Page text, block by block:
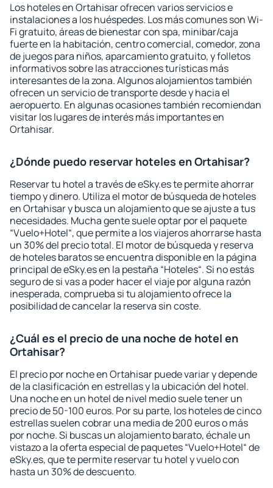
Los hoteles en Ortahisar ofrecen varios servicios e
instalaciones a los huéspedes. Los más comunes son Wi-
Fi gratuito, áreas de bienestar con spa, minibar/caja
fuerte en la habitación, centro comercial, comedor, zona
de juegos para niños, aparcamiento gratuito, y folletos
informativos sobre las atracciones turísticas más
interesantes de la zona. Algunos alojamientos también
ofrecen un servicio de transporte desde y hacia el
aeropuerto. En algunas ocasiones también recomiendan
visitar los lugares de interés más importantes en
Ortahisar.
¿Dónde puedo reservar hoteles en Ortahisar?
Reservar tu hotel a través de eSky.es te permite ahorrar
tiempo y dinero. Utiliza el motor de búsqueda de hoteles
en Ortahisar y busca un alojamiento que se ajuste a tus
necesidades. Mucha gente suele optar por el paquete
“Vuelo+Hotel“, que permite a los viajeros ahorrarse hasta
un 30% del precio total. El motor de búsqueda y reserva
de hoteles baratos se encuentra disponible en la página
principal de eSky.es en la pestaña “Hoteles“. Si no estás
seguro de si vas a poder hacer el viaje por alguna razón
inesperada, comprueba si tu alojamiento ofrece la
posibilidad de cancelar la reserva sin coste.
¿Cuál es el precio de una noche de hotel en
Ortahisar?
El precio por noche en Ortahisar puede variar y depende
de la clasificación en estrellas y la ubicación del hotel.
Una noche en un hotel de nivel medio suele tener un
precio de 50-100 euros. Por su parte, los hoteles de cinco
estrellas suelen cobrar una media de 200 euros o más
por noche. Si buscas un alojamiento barato, échale un
vistazo a la oferta especial de paquetes “Vuelo+Hotel“ de
eSky.es, que te permite reservar tu hotel y vuelo con
hasta un 30% de descuento.